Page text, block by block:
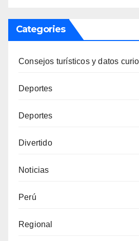
Categories
Consejos turísticos y datos
Deportes
Deportes
Divertido
Noticias
Perú
Regional